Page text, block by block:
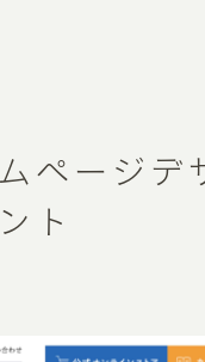
ページデ
ト